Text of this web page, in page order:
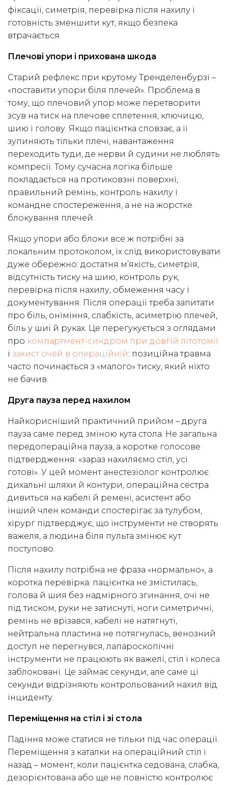
фіксації, симетрія, перевірка після нахилу і
готовність зменшити кут, якщо безпека
втрачається.
Плечові упори і прихована шкода
Старий рефлекс при крутому Тренделенбурзі –
«поставити упори біля плечей». Проблема в
тому, що плечовий упор може перетворити
зсув на тиск на плечове сплетення, ключицю,
шию і голову. Якщо пацієнтка сповзає, а її
зупиняють тільки плечі, навантаження
переходить туди, де нерви й судини не люблять
компресії. Тому сучасна логіка більше
покладається на протиковзні поверхні,
правильний ремінь, контроль нахилу і
командне спостереження, а не на жорстке
блокування плечей.
Якщо упори або блоки все ж потрібні за
локальним протоколом, їх слід використовувати
дуже обережно: достатня м’якість, симетрія,
відсутність тиску на шию, контроль рук,
перевірка після нахилу, обмеження часу і
документування. Після операції треба запитати
про біль, оніміння, слабкість, асиметрію плечей,
біль у шиї й руках. Це перегукується з оглядами
про компартмент-синдром при довгій літотомії
і захист очей в операційній: позиційна травма
часто починається з «малого» тиску, який ніхто
не бачив.
Друга пауза перед нахилом
Найкорисніший практичний прийом – друга
пауза саме перед зміною кута стола. Не загальна
передопераційна пауза, а коротке голосове
підтвердження: «зараз нахиляємо стіл, усі
готові». У цей момент анестезіолог контролює
дихальні шляхи й контури, операційна сестра
дивиться на кабелі й ремені, асистент або
інший член команди спостерігає за тулубом,
хірург підтверджує, що інструменти не створять
важеля, а людина біля пульта змінює кут
поступово.
Після нахилу потрібна не фраза «нормально», а
коротка перевірка: пацієнтка не змістилась,
голова й шия без надмірного згинання, очі не
під тиском, руки не затиснуті, ноги симетричні,
ремінь не врізався, кабелі не натягнуті,
нейтральна пластина не потягнулась, венозний
доступ не перегнувся, лапароскопічні
інструменти не працюють як важелі, стіл і колеса
заблоковані. Це займає секунди, але саме ці
секунди відрізняють контрольований нахил від
інциденту.
Переміщення на стіл і зі стола
Падіння може статися не тільки під час операції.
Переміщення з каталки на операційний стіл і
назад – момент, коли пацієнтка седована, слабка,
дезорієнтована або ще не повністю контролює